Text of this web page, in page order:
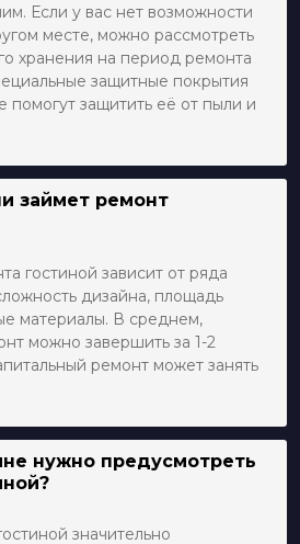
Если у вас нет возможности
месте, можно рассмотреть
хранения на период ремонта
защитные покрытия
помогут защитить её от пыли и
займет ремонт
гостиной зависит от ряда
дизайна, площадь
материалы. В среднем,
можно завершить за 1-2
ремонт может занять
нужно предусмотреть
значительно